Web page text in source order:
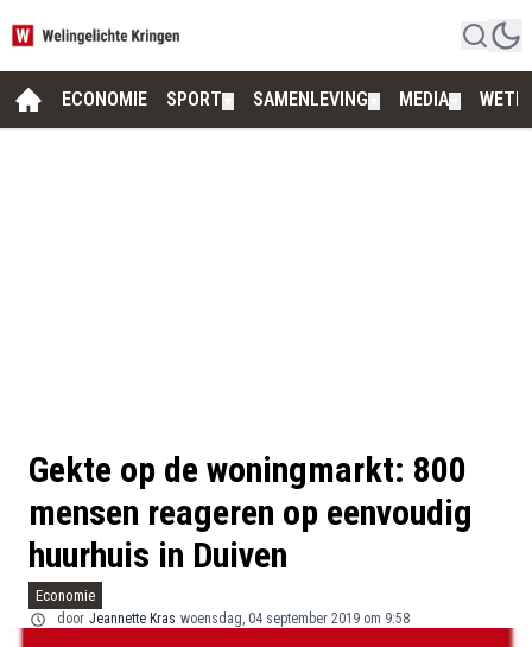
ECONOMIE SPORT SAMENLEVING MEDIA
Gekte op de woningmarkt: 800
mensen reageren op eenvoudig
huurhuis in Duiven
Economie
door Jeannette Kras woensdag, 04 september 2019 om 9:58